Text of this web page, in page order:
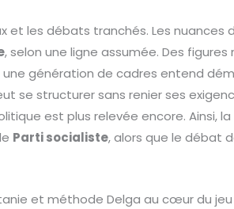
et les débats tranchés. Les
, selon une ligne assumée. Des
génération de cadres entend
se structurer sans renier ses
est plus relevée encore. Ainsi, la
Parti socialiste, alors que le débat
et méthode Delga au cœur du jeu